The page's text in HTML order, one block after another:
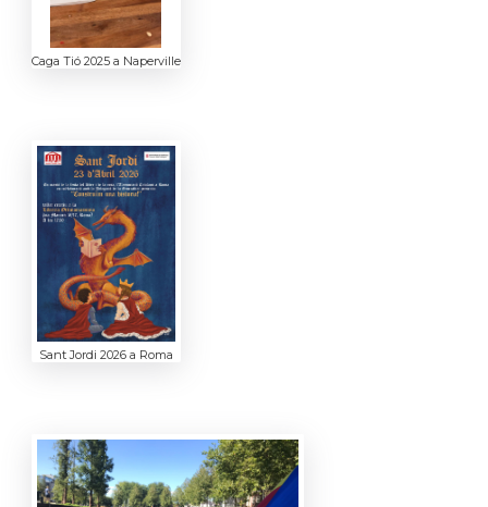
Caga Tió 2025 a Naperville
Sant Jordi 2026 a Roma